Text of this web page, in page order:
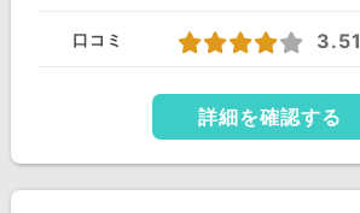
口コミ 3.51
詳細を確認する